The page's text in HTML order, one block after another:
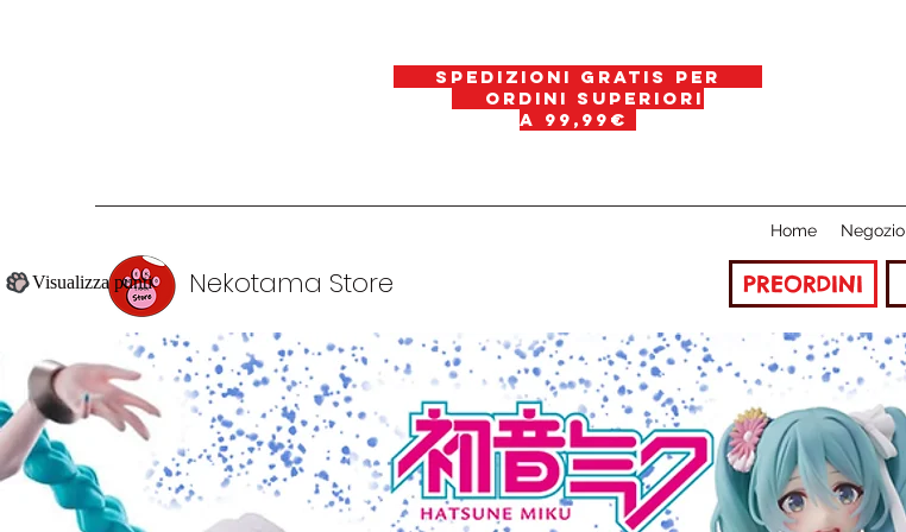
spedizioni gratis per
ordini superiori
a 99,99€
Nekotama Store
Visualizza punti
Home Negozio
PREORDINI